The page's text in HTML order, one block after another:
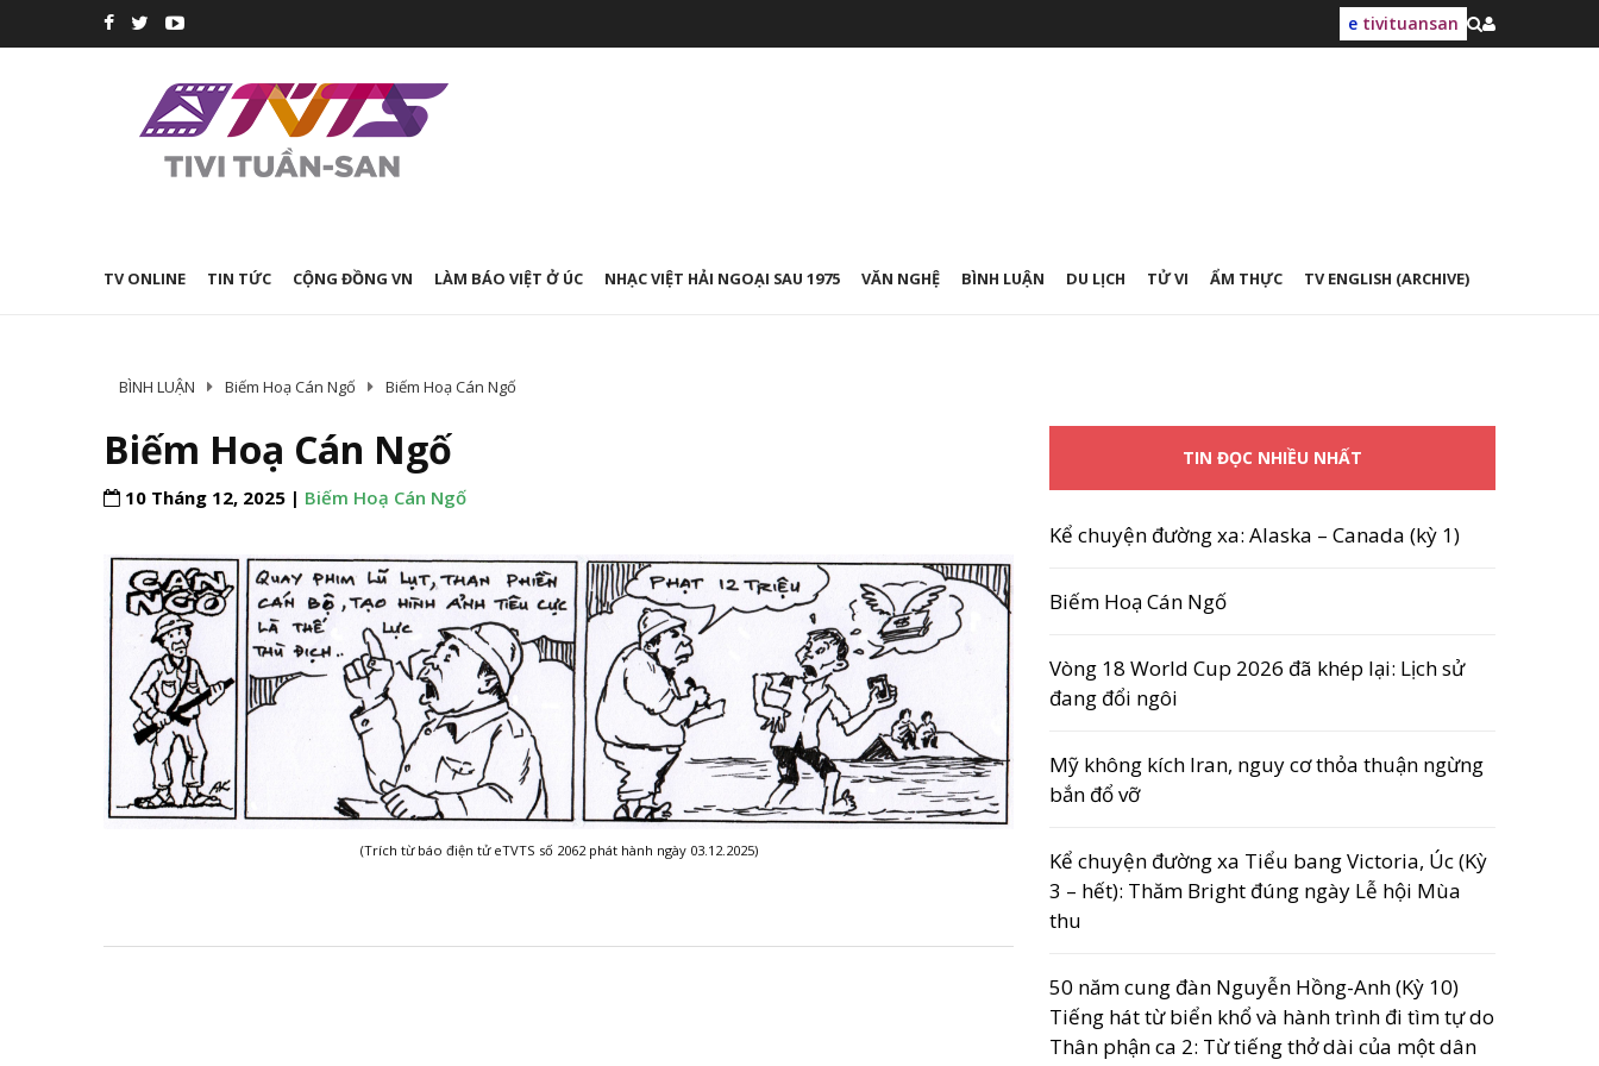
e tivituansan
TV ONLINE TIN TỨC CỘNG ĐỒNG VN LÀM BÁO VIỆT Ở ÚC NHẠC VIỆT HẢI NGOẠI SAU 1975 VĂN NGHỆ BÌNH LUẬN DU LỊCH TỬ VI ẨM THỰC TV ENGLISH (ARCHIVE)
BÌNH LUẬN Biếm Hoạ Cán Ngố Biếm Hoạ Cán Ngố
Biếm Hoạ Cán Ngố
10 Tháng 12, 2025 | Biếm Hoạ Cán Ngố
(Trích từ báo điện tử eTVTS số 2062 phát hành ngày 03.12.2025)
TIN ĐỌC NHIỀU NHẤT
Kể chuyện đường xa: Alaska – Canada (kỳ 1)
Biếm Hoạ Cán Ngố
Vòng 18 World Cup 2026 đã khép lại: Lịch sử
đang đổi ngôi
Mỹ không kích Iran, nguy cơ thỏa thuận ngừng
bắn đổ vỡ
Kể chuyện đường xa Tiểu bang Victoria, Úc (Kỳ
3 – hết): Thăm Bright đúng ngày Lễ hội Mùa
thu
50 năm cung đàn Nguyễn Hồng-Anh (Kỳ 10)
Tiếng hát từ biển khổ và hành trình đi tìm tự do
Thân phận ca 2: Từ tiếng thở dài của một dân